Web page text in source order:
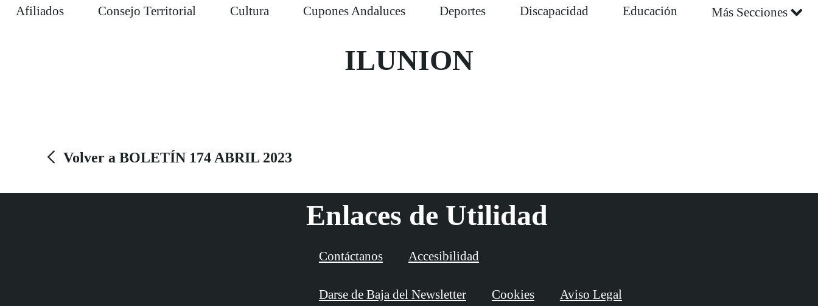
Afiliados Consejo Territorial Cultura Cupones Andaluces Deportes Discapacidad Educación Más Secciones
ILUNION
Volver a BOLETÍN 174 ABRIL 2023
Enlaces de Utilidad
Contáctanos Accesibilidad
Darse de Baja del Newsletter Cookies Aviso Legal